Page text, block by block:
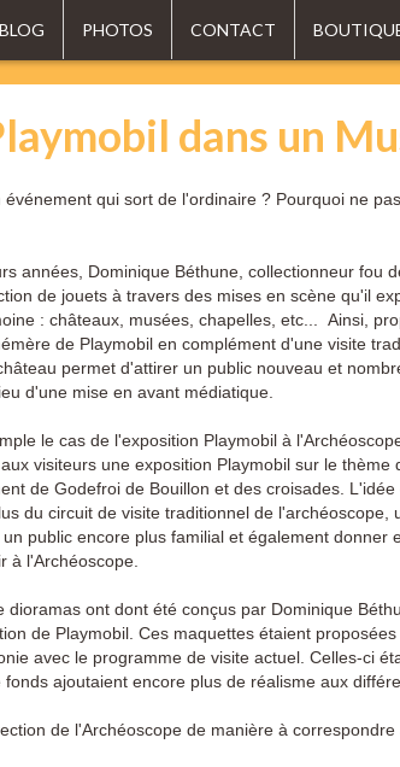
BLOG PHOTOS CONTACT
dans un
qui sort de l'ordinaire ? Pourquoi ne
années, Dominique Béthune, collectionneur fou
de jouets à travers des mises en scène qu'il
: châteaux, musées, chapelles, etc...
Ainsi,
de Playmobil en complément d'une visite
permet d'attirer un public nouveau et
d'une mise en avant médiatique.
le cas de l'exposition Playmobil à
visiteurs une exposition Playmobil sur le thème
de Godefroi de Bouillon et des croisades. L'idée
du circuit de visite traditionnel de l'archéoscope,
public encore plus familial et également donner
à l'Archéoscope.
dioramas ont dont été conçus par Dominique
de Playmobil. Ces maquettes étaient
avec le programme de visite actuel. Celles-ci
ajoutaient encore plus de réalisme aux
de l'Archéoscope de manière à